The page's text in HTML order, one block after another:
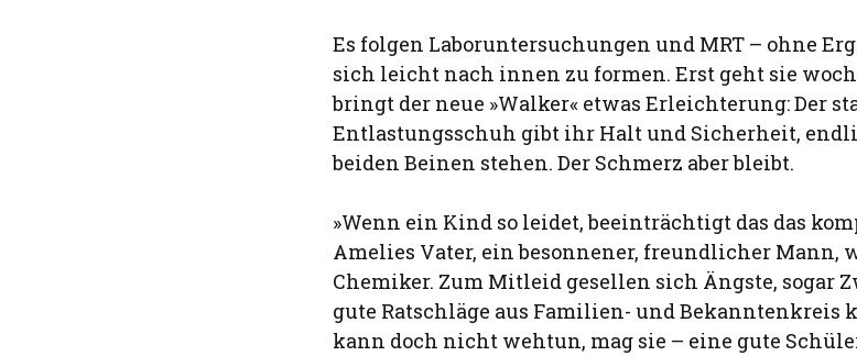
Es folgen Laboruntersuchungen und MRT – ohne
sich leicht nach innen zu formen. Erst geht sie
bringt der neue »Walker« etwas Erleichterung: Der
Entlastungsschuh gibt ihr Halt und Sicherheit,
beiden Beinen stehen. Der Schmerz aber bleibt.
»Wenn ein Kind so leidet, beeinträchtigt das das
Amelies Vater, ein besonnener, freundlicher Mann,
Chemiker. Zum Mitleid gesellen sich Ängste, sogar
gute Ratschläge aus Familien- und Bekanntenkreis
kann doch nicht wehtun, mag sie – eine gute